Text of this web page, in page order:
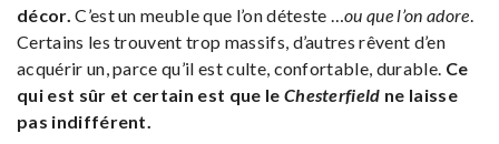
décor. C’est un meuble que l’on déteste …ou que l’on adore
Certains les trouvent trop massifs, d’autres rêvent d’en
acquérir un, parce qu’il est culte, confortable, durable. Ce
qui est sûr et certain est que le Chesterfield ne laisse
pas indifférent.